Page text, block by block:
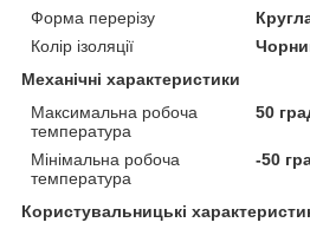
Форма перерізу
Колір ізоляції
Механічні характеристики
Максимальна робоча
температура
50
Мінімальна робоча
температура
-50
Користувальницькі